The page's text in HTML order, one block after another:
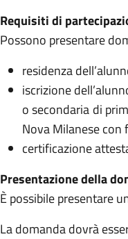
Requisiti di
Possono presentare
residenza
iscrizione
o secondaria di
Nova Milanese con
certificazione
Presentazione della
È possibile presentare
La domanda dovrà